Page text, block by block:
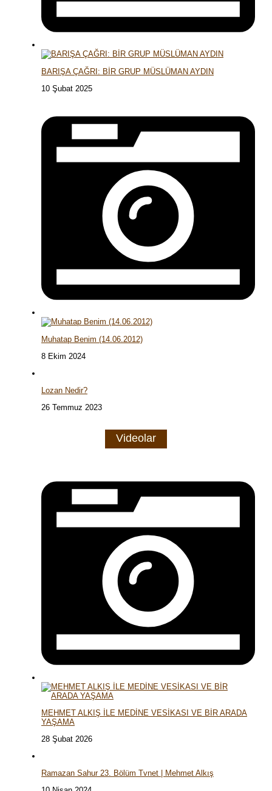
BARIŞA ÇAĞRI: BİR GRUP MÜSLÜMAN AYDIN
10 Şubat 2025
Muhatap Benim (14.06.2012)
8 Ekim 2024
Lozan Nedir?
26 Temmuz 2023
Videolar
MEHMET ALKIŞ İLE MEDİNE VESİKASI VE BİR ARADA
YAŞAMA
28 Şubat 2026
Ramazan Sahur 23. Bölüm Tvnet | Mehmet Alkış